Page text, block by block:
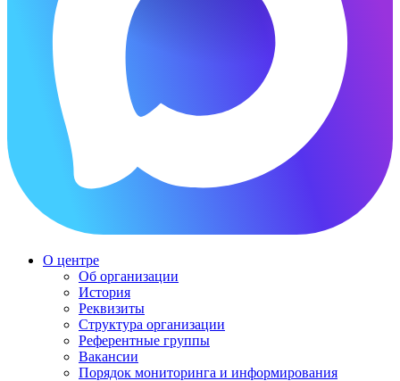
О центре
Об организации
История
Реквизиты
Структура организации
Референтные группы
Вакансии
Порядок мониторинга и информирования